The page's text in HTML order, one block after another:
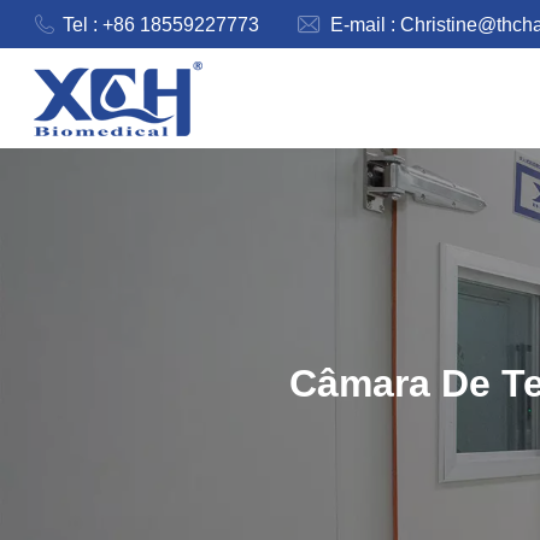
Tel : +86 18559227773 E-mail :
Câmara De